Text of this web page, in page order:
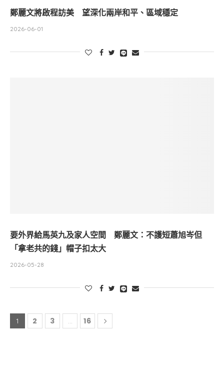
鄭麗文將啟程訪美 望深化兩岸和平、區域穩定
2026-06-01
要外界給馬英九及家人空間 鄭麗文：不護短蕭旭岑但
「拿老共的錢」帽子扣太大
2026-05-28
1 2 3 ... 16